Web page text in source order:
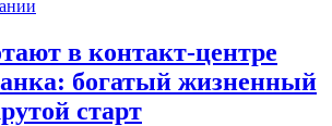
в контакт-центре
богатый жизненный
старт